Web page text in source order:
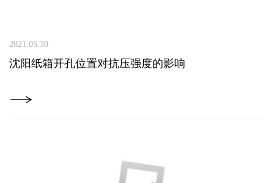
2021.05.30
沈阳纸箱开孔位置对抗压强度的影响